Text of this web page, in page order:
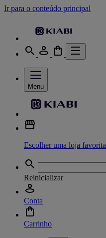
Ir para o conteúdo principal
Menu
Escolher uma loja favorita
Reinicializar
Conta
Carrinho